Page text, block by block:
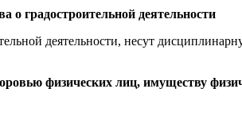
о градостроительной деятельности
деятельности, несут
физических лиц, имуществу